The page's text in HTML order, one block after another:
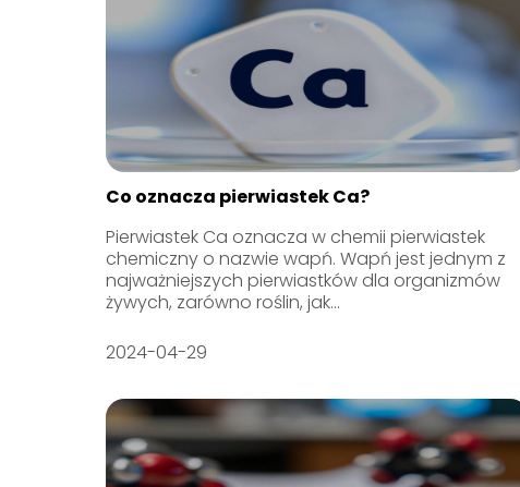
Co oznacza pierwiastek Ca?
Pierwiastek Ca oznacza w chemii pierwiastek
chemiczny o nazwie wapń. Wapń jest jednym z
najważniejszych pierwiastków dla organizmów
żywych, zarówno roślin, jak...
2024-04-29